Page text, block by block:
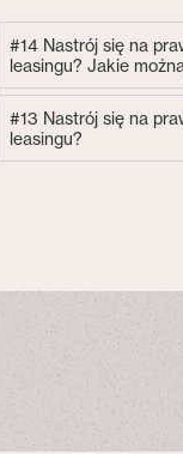
#14 Nastrój się na
leasingu? Jakie
#13 Nastrój się na
leasingu?